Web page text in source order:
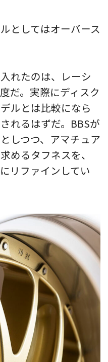
としてはオーバース
れたのは、レーシ
だ。実際にディスク
ルとは比較になら
れるはずだ。BBSが
しつつ、アマチュア
めるタフネスを、
リファインしてい